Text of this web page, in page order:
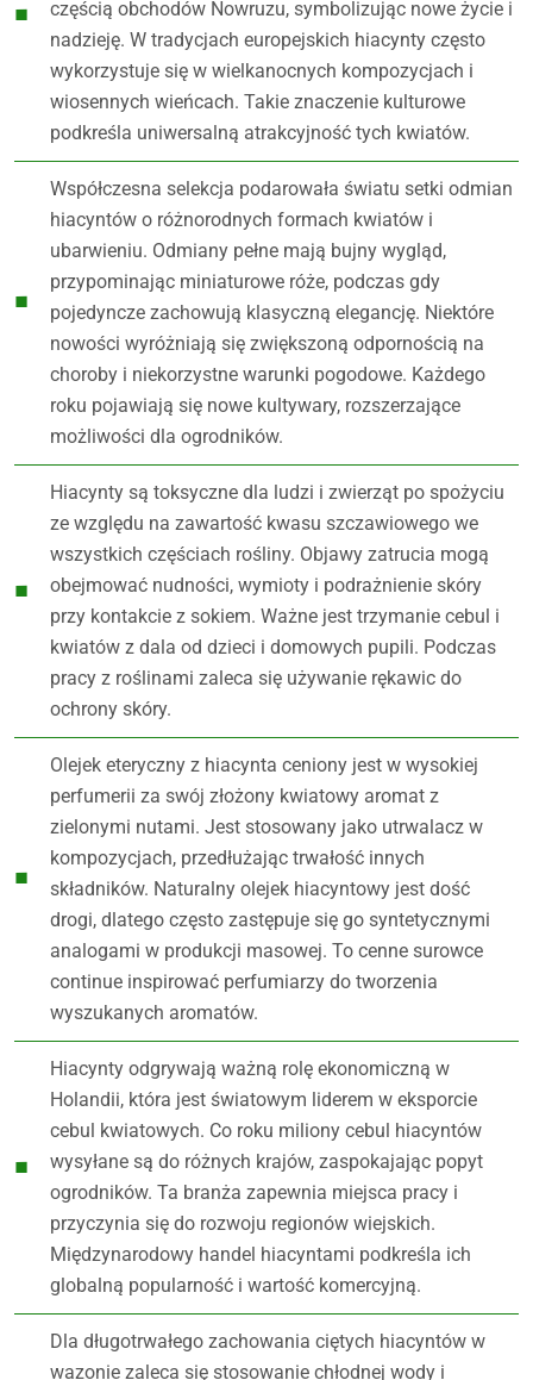
częścią obchodów Nowruzu, symbolizując nowe życie i
nadzieję. W tradycjach europejskich hiacynty często
wykorzystuje się w wielkanocnych kompozycjach i
wiosennych wieńcach. Takie znaczenie kulturowe
podkreśla uniwersalną atrakcyjność tych kwiatów.
Współczesna selekcja podarowała światu setki odmian
hiacyntów o różnorodnych formach kwiatów i
ubarwieniu. Odmiany pełne mają bujny wygląd,
przypominając miniaturowe róże, podczas gdy
pojedyncze zachowują klasyczną elegancję. Niektóre
nowości wyróżniają się zwiększoną odpornością na
choroby i niekorzystne warunki pogodowe. Każdego
roku pojawiają się nowe kultywary, rozszerzające
możliwości dla ogrodników.
Hiacynty są toksyczne dla ludzi i zwierząt po spożyciu
ze względu na zawartość kwasu szczawiowego we
wszystkich częściach rośliny. Objawy zatrucia mogą
obejmować nudności, wymioty i podrażnienie skóry
przy kontakcie z sokiem. Ważne jest trzymanie cebul i
kwiatów z dala od dzieci i domowych pupili. Podczas
pracy z roślinami zaleca się używanie rękawic do
ochrony skóry.
Olejek eteryczny z hiacynta ceniony jest w wysokiej
perfumerii za swój złożony kwiatowy aromat z
zielonymi nutami. Jest stosowany jako utrwalacz w
kompozycjach, przedłużając trwałość innych
składników. Naturalny olejek hiacyntowy jest dość
drogi, dlatego często zastępuje się go syntetycznymi
analogami w produkcji masowej. To cenne surowce
continue inspirować perfumiarzy do tworzenia
wyszukanych aromatów.
Hiacynty odgrywają ważną rolę ekonomiczną w
Holandii, która jest światowym liderem w eksporcie
cebul kwiatowych. Co roku miliony cebul hiacyntów
wysyłane są do różnych krajów, zaspokajając popyt
ogrodników. Ta branża zapewnia miejsca pracy i
przyczynia się do rozwoju regionów wiejskich.
Międzynarodowy handel hiacyntami podkreśla ich
globalną popularność i wartość komercyjną.
Dla długotrwałego zachowania ciętych hiacyntów w
wazonie zaleca się stosowanie chłodnej wody i